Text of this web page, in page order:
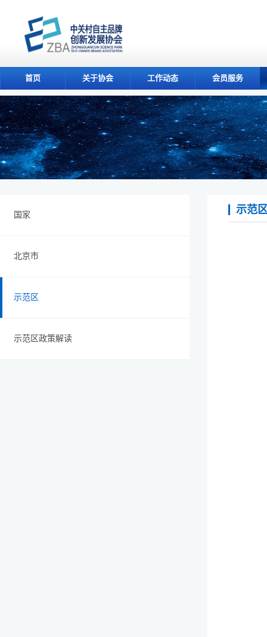
首页 关于协会 工作动态 会员服务
国家
北京市
示范区
示范区政策解读
示范